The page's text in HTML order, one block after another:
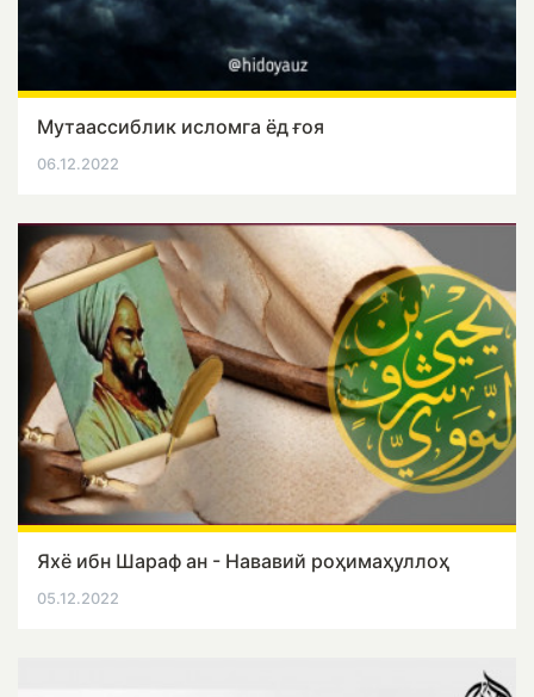
Мутаассиблик исломга ёд ғоя
06.12.2022
Яхё ибн Шараф ан - Нававий роҳимаҳуллоҳ
05.12.2022